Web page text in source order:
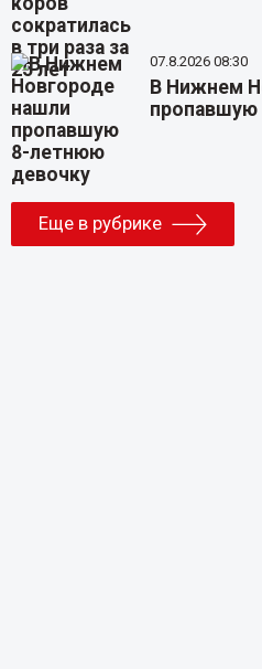
07.8.2026 08:30
В Нижнем
Еще в рубрике